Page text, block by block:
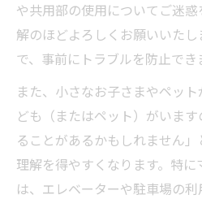
や共用部の使用についてご迷
解のほどよろしくお願いいた
で、事前にトラブルを防止でき
また、小さなお子さまやペッ
ども（またはペット）がいま
ることがあるかもしれません
理解を得やすくなります。特
は、エレベーターや駐車場の